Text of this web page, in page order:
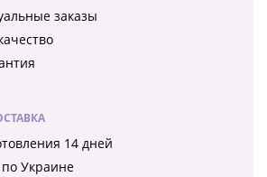
заказы
14 дней
Украине